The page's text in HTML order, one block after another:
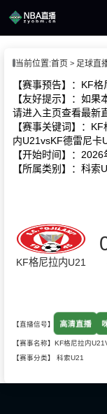
播
闻
当前位置:首页 足球直
【赛事预告】：KF
【友好提示】：如果
请进入主页查看最新
【赛事关键词】：
内U21vsKF德雷尼卡
【开始时间】：
【所属类别】：科索
KF格尼拉内U21
【直播信号】 高清直播
【赛事名称】KF格尼拉内
【赛事分类】 科索U21